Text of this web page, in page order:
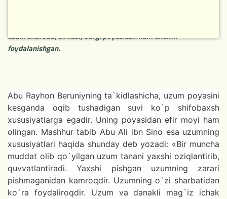
uzum sharbati, sirkasi, bargi poyasidan ham unumli
foydalanishgan.
Abu Rayhon Beruniyning ta`kidlashicha, uzum poyasini
kesganda oqib tushadigan suvi ko`p shifobaxsh
xususiyatlarga egadir. Uning poyasidan efir moyi ham
olingan. Mashhur tabib Abu Ali ibn Sino esa uzumning
xususiyatlari haqida shunday deb yozadi: «Bir muncha
muddat olib qo`yilgan uzum tanani yaxshi oziqlantirib,
quvvatlantiradi. Yaxshi pishgan uzumning zarari
pishmaganidan kamroqdir. Uzumning o`zi sharbatidan
ko`ra foydaliroqdir. Uzum va danakli mag`iz ichak